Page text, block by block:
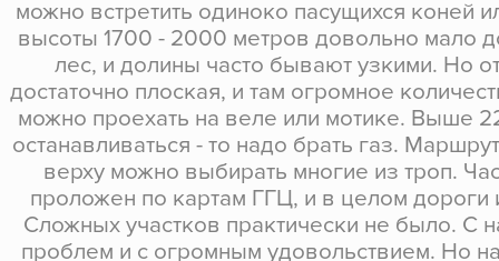
можно встретить одиноко пасущихся коней
высоты 1700 - 2000 метров довольно мало
лес, и долины часто бывают узкими. Но
достаточно плоская, и там огромное
можно проехать на веле или мотике. Выше
останавливаться - то надо брать газ.
верху можно выбирать многие из троп.
проложен по картам ГГЦ, и в целом дороги
Сложных участков практически не было. С
проблем и с огромным удовольствием. Но